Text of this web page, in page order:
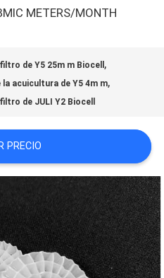
METERS/MONTH
de Y5 25m m Biocell ,
acuicultura de Y5 4m m,
de JULI Y2 Biocell
PRECIO